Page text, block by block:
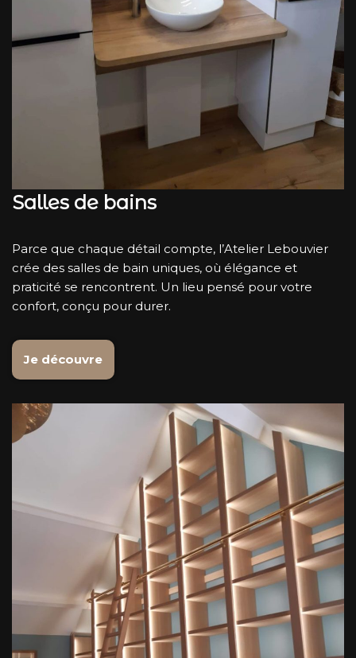
Salles de bains
Parce que chaque détail compte, l’Atelier Lebouvier
crée des salles de bain uniques, où élégance et
praticité se rencontrent. Un lieu pensé pour votre
confort, conçu pour durer.
Je découvre